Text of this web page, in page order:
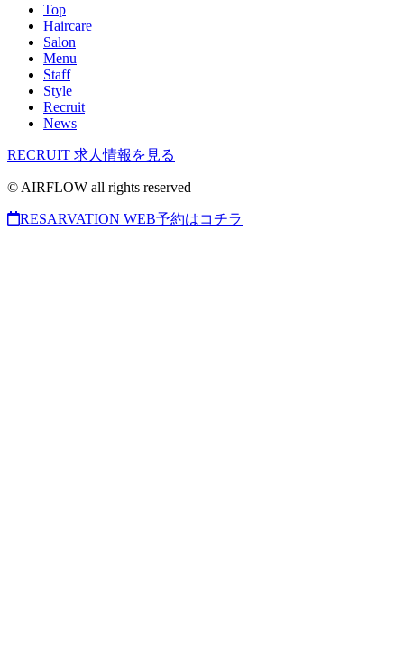
Top
Haircare
Salon
Menu
Staff
Style
Recruit
News
RECRUIT 求人情報を見る
© AIRFLOW all rights reserved
RESARVATION WEB予約はコチラ